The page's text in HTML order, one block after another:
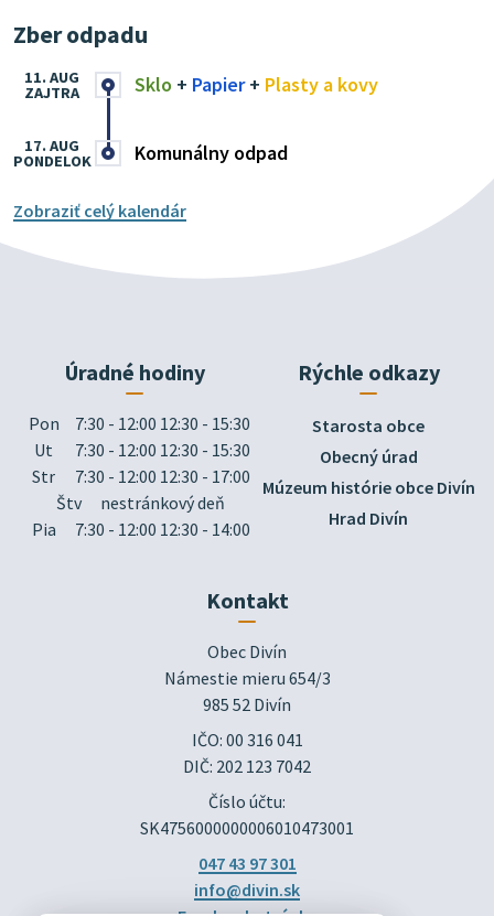
Zber odpadu
Sklo + Papier+ Plasty a kovy
11. AUG
ZAJTRA
Komunálny odpad
17. AUG
PONDELOK
Zobraziť celý kalendár
Úradné hodiny
Pon
7:30 - 12:00 12:30 - 15:30
Ut
7:30 - 12:00 12:30 - 15:30
Str
7:30 - 12:00 12:30 - 17:00
Štv
nestránkový deň
Pia
7:30 - 12:00 12:30 - 14:00
Rýchle odkazy
Starosta obce
Obecný úrad
Múzeum histórie obce Divín
Hrad Divín
Kontakt
Obec Divín
Námestie mieru 654/3
985 52 Divín
IČO: 00 316 041
DIČ: 202 123 7042
Číslo účtu:
SK4756000000006010473001
047 43 97 301
info@divin.sk